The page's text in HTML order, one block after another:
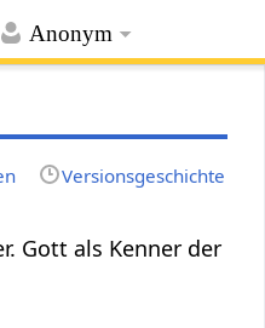
Anonym
Versionsgeschichte
Gott als Kenner der